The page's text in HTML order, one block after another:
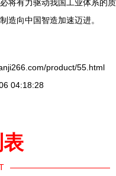
将有力驱动我国工业体系的质
造向中国智造加速迈进。
product/55.html
04:18:28